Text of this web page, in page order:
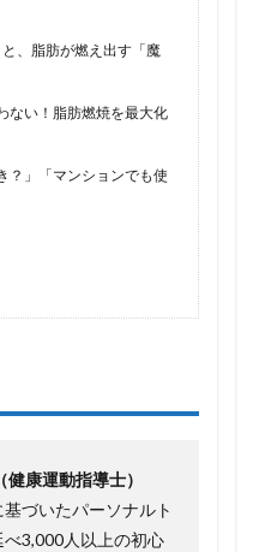
、脂肪が燃え出す「魔
ない！脂肪燃焼を最大化
？」「マンションでも使
康運動指導士）
づいたパーソナルト
3,000人以上の初心